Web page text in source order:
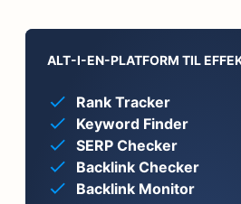
ALT-I-EN-PLATFORM TIL
Rank Tracker
Keyword Finder
SERP Checker
Backlink Checker
Backlink Monitor